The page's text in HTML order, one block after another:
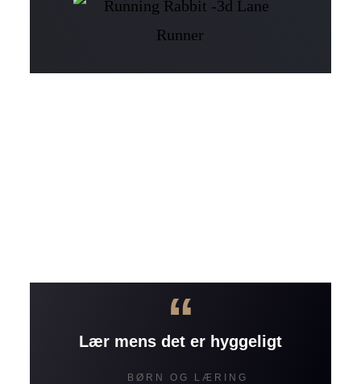
“
Lær mens det er hyggeligt
BØRN OG LÆRING